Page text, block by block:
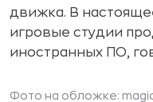
движка. В
игровые студии
иностранных ПО,
Фото на обложке: